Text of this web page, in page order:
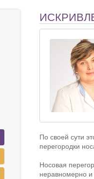
По своей сути
перегородки
Носовая
неравномерно и